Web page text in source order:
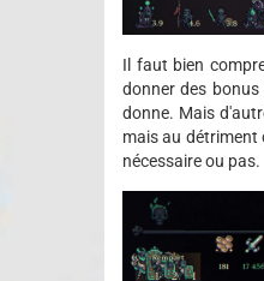
Il faut bien
donner des
donne. Mais
mais au détriment
nécessaire ou pas.